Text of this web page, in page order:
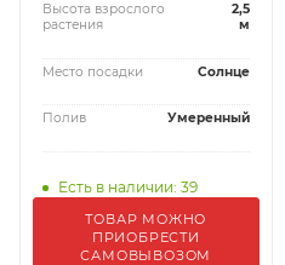
Высота взрослого
растения
2,5
м
Место посадки Солнце
Полив Умеренный
Есть в наличии: 39
ТОВАР МОЖНО
ПРИОБРЕСТИ
САМОВЫВОЗОМ